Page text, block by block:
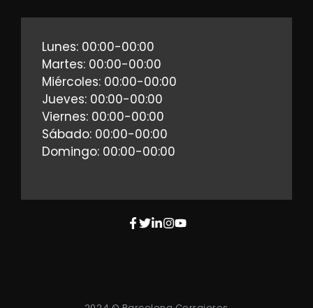
Lunes: 00:00-00:00
Martes: 00:00-00:00
Miércoles: 00:00-00:00
Jueves: 00:00-00:00
Viernes: 00:00-00:00
Sábado: 00:00-00:00
Domingo: 00:00-00:00